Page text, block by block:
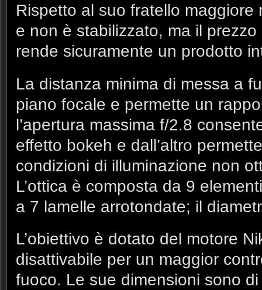
Rispetto al suo fratello
e non è stabilizzato, ma il
rende sicuramente un prodotto
La distanza minima di messa a
piano focale e permette un
l’apertura massima f/2.8
effetto bokeh e dall’altro
condizioni di illuminazione non
L’ottica è composta da 9
a 7 lamelle arrotondate; il
L’obiettivo è dotato del motore
disattivabile per un maggior
fuoco. Le sue dimensioni sono